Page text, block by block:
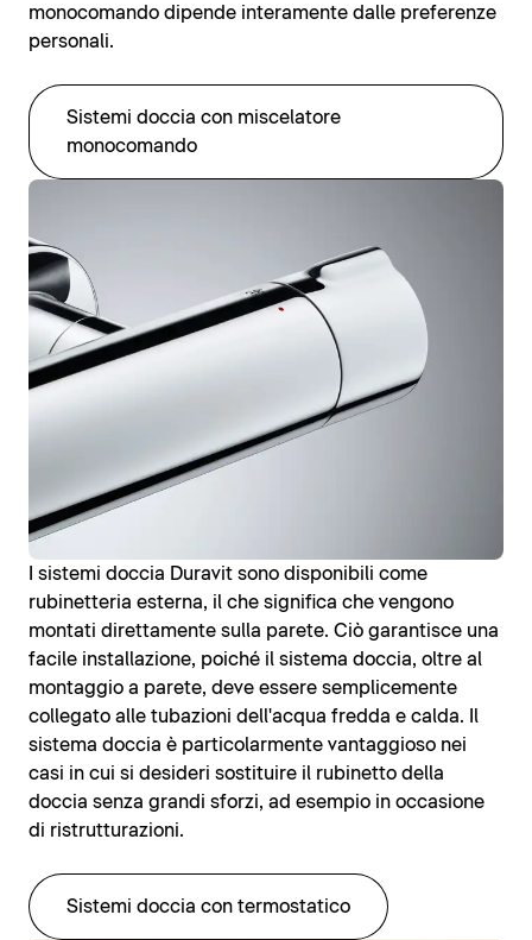
monocomando dipende interamente dalle preferenze
personali.
Sistemi doccia con miscelatore
monocomando
I sistemi doccia Duravit sono disponibili come
rubinetteria esterna, il che significa che vengono
montati direttamente sulla parete. Ciò garantisce una
facile installazione, poiché il sistema doccia, oltre al
montaggio a parete, deve essere semplicemente
collegato alle tubazioni dell'acqua fredda e calda. Il
sistema doccia è particolarmente vantaggioso nei
casi in cui si desideri sostituire il rubinetto della
doccia senza grandi sforzi, ad esempio in occasione
di ristrutturazioni.
Sistemi doccia con termostatico